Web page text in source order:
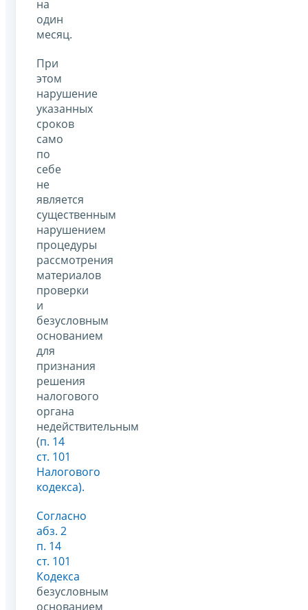
на
один
месяц.
При
этом
нарушение
указанных
сроков
само
по
себе
не
является
существенным
нарушением
процедуры
рассмотрения
материалов
проверки
и
безусловным
основанием
для
признания
решения
налогового
органа
недействительным
(п. 14
ст. 101
Налогового
кодекса).
Согласно
абз. 2
п. 14
ст. 101
Кодекса
безусловным
основанием